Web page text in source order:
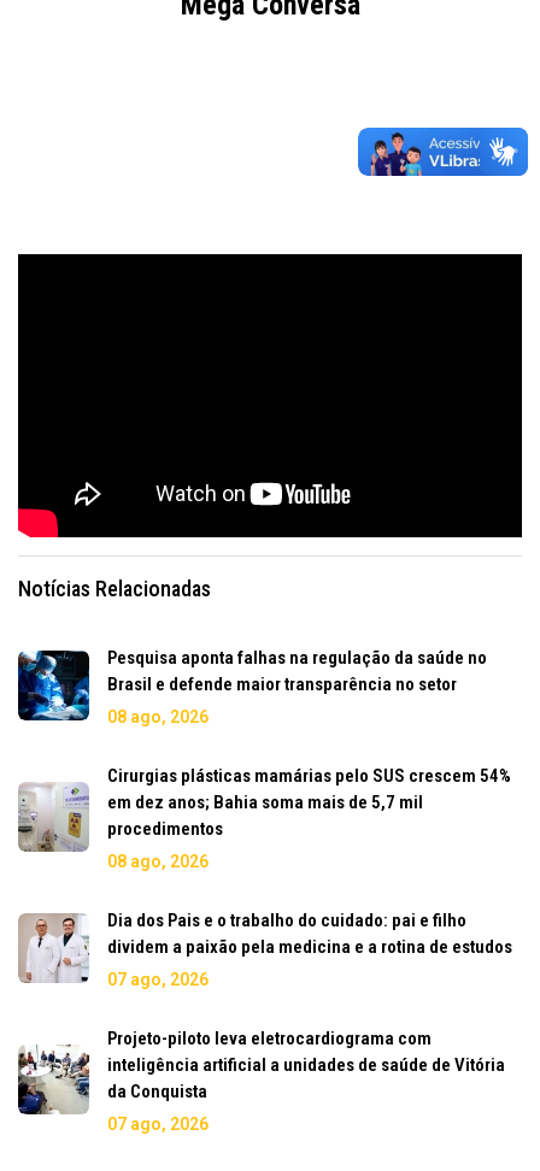
Notícias Relacionadas
Pesquisa aponta falhas na regulação da saúde no
Brasil e defende maior transparência no setor
08 ago, 2026
Cirurgias plásticas mamárias pelo SUS crescem 54%
em dez anos; Bahia soma mais de 5,7 mil
procedimentos
08 ago, 2026
Dia dos Pais e o trabalho do cuidado: pai e filho
dividem a paixão pela medicina e a rotina de estudos
07 ago, 2026
Projeto-piloto leva eletrocardiograma com
inteligência artificial a unidades de saúde de Vitória
da Conquista
07 ago, 2026